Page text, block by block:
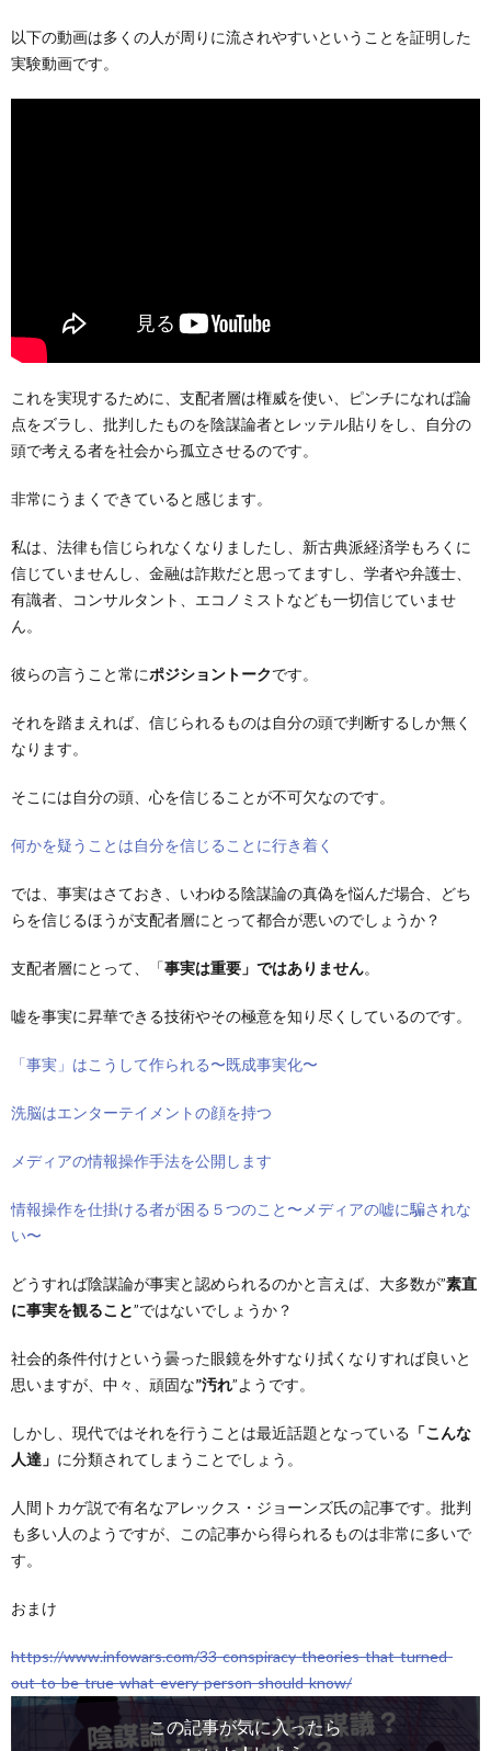
以下の動画は多くの人が周りに流されやすいということを証明した
実験動画です。
これを実現するために、支配者層は権威を使い、ピンチになれば論
点をズラし、批判したものを陰謀論者とレッテル貼りをし、自分の
頭で考える者を社会から孤立させるのです。
非常にうまくできていると感じます。
私は、法律も信じられなくなりましたし、新古典派経済学もろくに
信じていませんし、金融は詐欺だと思ってますし、学者や弁護士、
有識者、コンサルタント、エコノミストなども一切信じていませ
ん。
彼らの言うこと常にポジショントークです。
それを踏まえれば、信じられるものは自分の頭で判断するしか無く
なります。
そこには自分の頭、心を信じることが不可欠なのです。
何かを疑うことは自分を信じることに行き着く
では、事実はさておき、いわゆる陰謀論の真偽を悩んだ場合、どち
らを信じるほうが支配者層にとって都合が悪いのでしょうか？
支配者層にとって、「事実は重要」ではありません。
嘘を事実に昇華できる技術やその極意を知り尽くしているのです。
「事実」はこうして作られる〜既成事実化〜
洗脳はエンターテイメントの顔を持つ
メディアの情報操作手法を公開します
情報操作を仕掛ける者が困る５つのこと〜メディアの嘘に騙されな
い〜
どうすれば陰謀論が事実と認められるのかと言えば、大多数が”素直
に事実を観ること”ではないでしょうか？
社会的条件付けという曇った眼鏡を外すなり拭くなりすれば良いと
思いますが、中々、頑固な”汚れ”ようです。
しかし、現代ではそれを行うことは最近話題となっている 「こんな
人達」 に分類されてしまうことでしょう。
人間トカゲ説で有名なアレックス・ジョーンズ氏の記事です。批判
も多い人のようですが、この記事から得られるものは非常に多いで
す。
おまけ
https://www.infowars.com/33-conspiracy-theories-that-turned-
out-to-be-true-what-every-person-should-know/
この記事が気に入ったら